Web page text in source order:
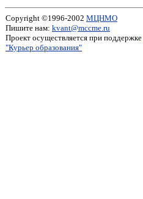
Copyright ©1996-2002 МЦНМО
Пишите нам: kvant@mccme.ru
Проект осуществляется при поддержке
"Курьер образования"